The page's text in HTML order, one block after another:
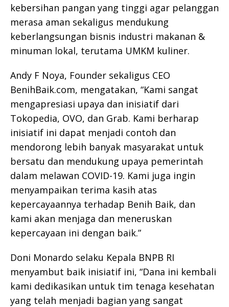
kebersihan pangan yang tinggi agar pelanggan
merasa aman sekaligus mendukung
keberlangsungan bisnis industri makanan &
minuman lokal, terutama UMKM kuliner.
Andy F Noya, Founder sekaligus CEO
BenihBaik.com, mengatakan, “Kami sangat
mengapresiasi upaya dan inisiatif dari
Tokopedia, OVO, dan Grab. Kami berharap
inisiatif ini dapat menjadi contoh dan
mendorong lebih banyak masyarakat untuk
bersatu dan mendukung upaya pemerintah
dalam melawan COVID-19. Kami juga ingin
menyampaikan terima kasih atas
kepercayaannya terhadap Benih Baik, dan
kami akan menjaga dan meneruskan
kepercayaan ini dengan baik.”
Doni Monardo selaku Kepala BNPB RI
menyambut baik inisiatif ini, “Dana ini kembali
kami dedikasikan untuk tim tenaga kesehatan
yang telah menjadi bagian yang sangat